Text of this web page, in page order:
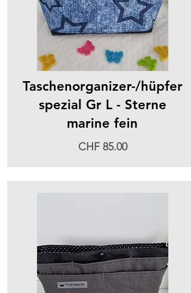
Taschenorganizer-/hüpfer
spezial Gr L - Sterne
marine fein
CHF 85.00